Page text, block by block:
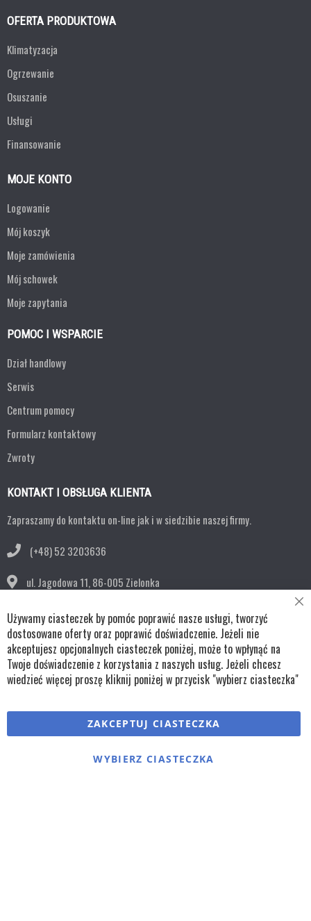
OFERTA PRODUKTOWA
Klimatyzacja
Ogrzewanie
Osuszanie
Usługi
Finansowanie
MOJE KONTO
Logowanie
Mój koszyk
Moje zamówienia
Mój schowek
Moje zapytania
POMOC I WSPARCIE
Dział handlowy
Serwis
Centrum pomocy
Formularz kontaktowy
Zwroty
KONTAKT I OBSŁUGA KLIENTA
Zapraszamy do kontaktu on-line jak i w siedzibie naszej firmy.
(+48) 52 3203636
ul. Jagodowa 11, 86-005 Zielonka
bok@remko.pl
OBSERWUJ NAS
Copyright © wszystkie prawa zastrzeżone TKL Progress
RegulaminyPolityka cookiesPolityka prywatności
Używamy ciasteczek by pomóc poprawić nasze usługi, tworzyć
dostosowane oferty oraz poprawić doświadczenie. Jeżeli nie
akceptujesz opcjonalnych ciasteczek poniżej, może to wpłynąć na
Twoje doświadczenie z korzystania z naszych usług. Jeżeli chcesz
wiedzieć więcej proszę kliknij poniżej w przycisk "wybierz ciasteczka"
ZAKCEPTUJ CIASTECZKA
WYBIERZ CIASTECZKA